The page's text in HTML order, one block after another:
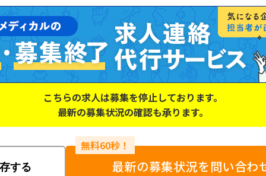
こちらの求人は募集を停止しております。
最新の募集状況の確認も承ります。
する 最新の募集状況を問い合わ